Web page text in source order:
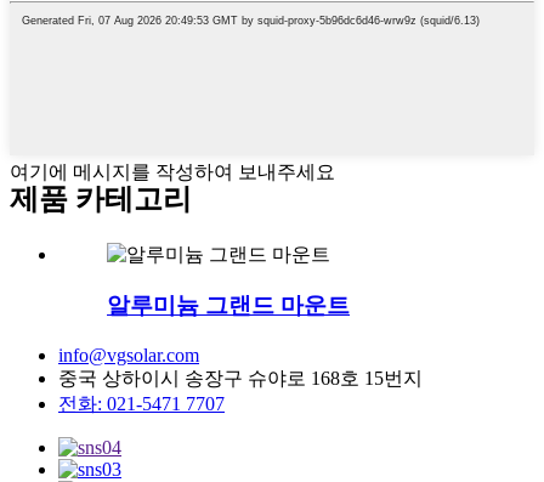
여기에 메시지를 작성하여 보내주세요
제품 카테고리
알루미늄 그랜드 마운트
info@vgsolar.com
중국 상하이시 송장구 슈야로 168호 15번지
전화: 021-5471 7707